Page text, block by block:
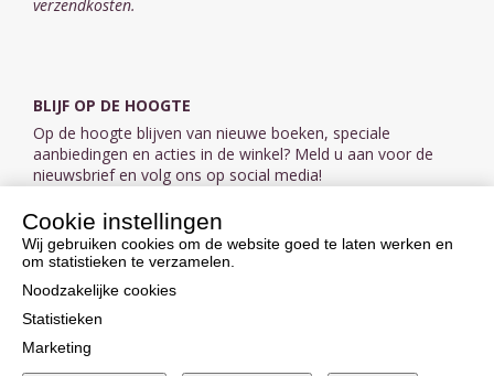
verzendkosten.
BLIJF OP DE HOOGTE
Op de hoogte blijven van nieuwe boeken, speciale
aanbiedingen en acties in de winkel? Meld u aan voor de
nieuwsbrief en volg ons op social media!
Aanmelden nieuwsbrief
VOLG ONS OP SOCIAL MEDIA
Cookie instellingen
Wij gebruiken cookies om de website goed te laten werken en
om statistieken te verzamelen.
Noodzakelijke cookies
Statistieken
Marketing